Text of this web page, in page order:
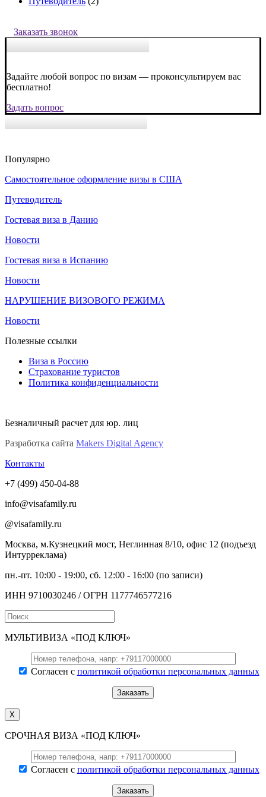
Заказать звонок
Задайте любой вопрос по визам — проконсультируем вас
бесплатно!
Задать вопрос
Популярно
Самостоятельное оформление визы в США
Путеводитель
Гостевая виза в Данию
Новости
Гостевая виза в Испанию
Новости
НАРУШЕНИЕ ВИЗОВОГО РЕЖИМА
Новости
Полезные ссылки
Виза в Россию
Страхование туристов
Политика конфиденциальности
Безналичный расчет для юр. лиц
Разработка сайта Makers Digital Agency
Контакты
+7 (499) 450-04-88
info@visafamily.ru
@visafamily.ru
Москва, м.Кузнецкий мост, Неглинная 8/10, офис 12 (подъезд
Интурреклама)
пн.-пт. 10:00 - 19:00, сб. 12:00 - 16:00 (по записи)
ИНН 9710030246 / ОГРН 1177746577216
МУЛЬТИВИЗА «ПОД КЛЮЧ»
Согласен с политикой обработки персональных данных
X
СРОЧНАЯ ВИЗА «ПОД КЛЮЧ»
Согласен с политикой обработки персональных данных